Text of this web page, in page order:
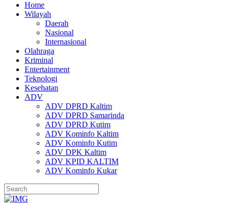
Home
Wilayah
Daerah
Nasional
Internasional
Olahraga
Kriminal
Entertainment
Teknologi
Kesehatan
ADV
ADV DPRD Kaltim
ADV DPRD Samarinda
ADV DPRD Kutim
ADV Kominfo Kaltim
ADV Kominfo Kutim
ADV DPK Kaltim
ADV KPID KALTIM
ADV Kominfo Kukar